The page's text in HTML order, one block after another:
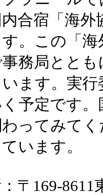
合宿「海外
す。この「
事務局とと
います。実
予定です
ってみて
います。
〒169-8611